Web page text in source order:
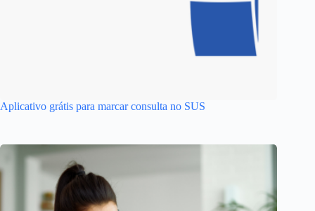
Aplicativo grátis para marcar consulta no SUS